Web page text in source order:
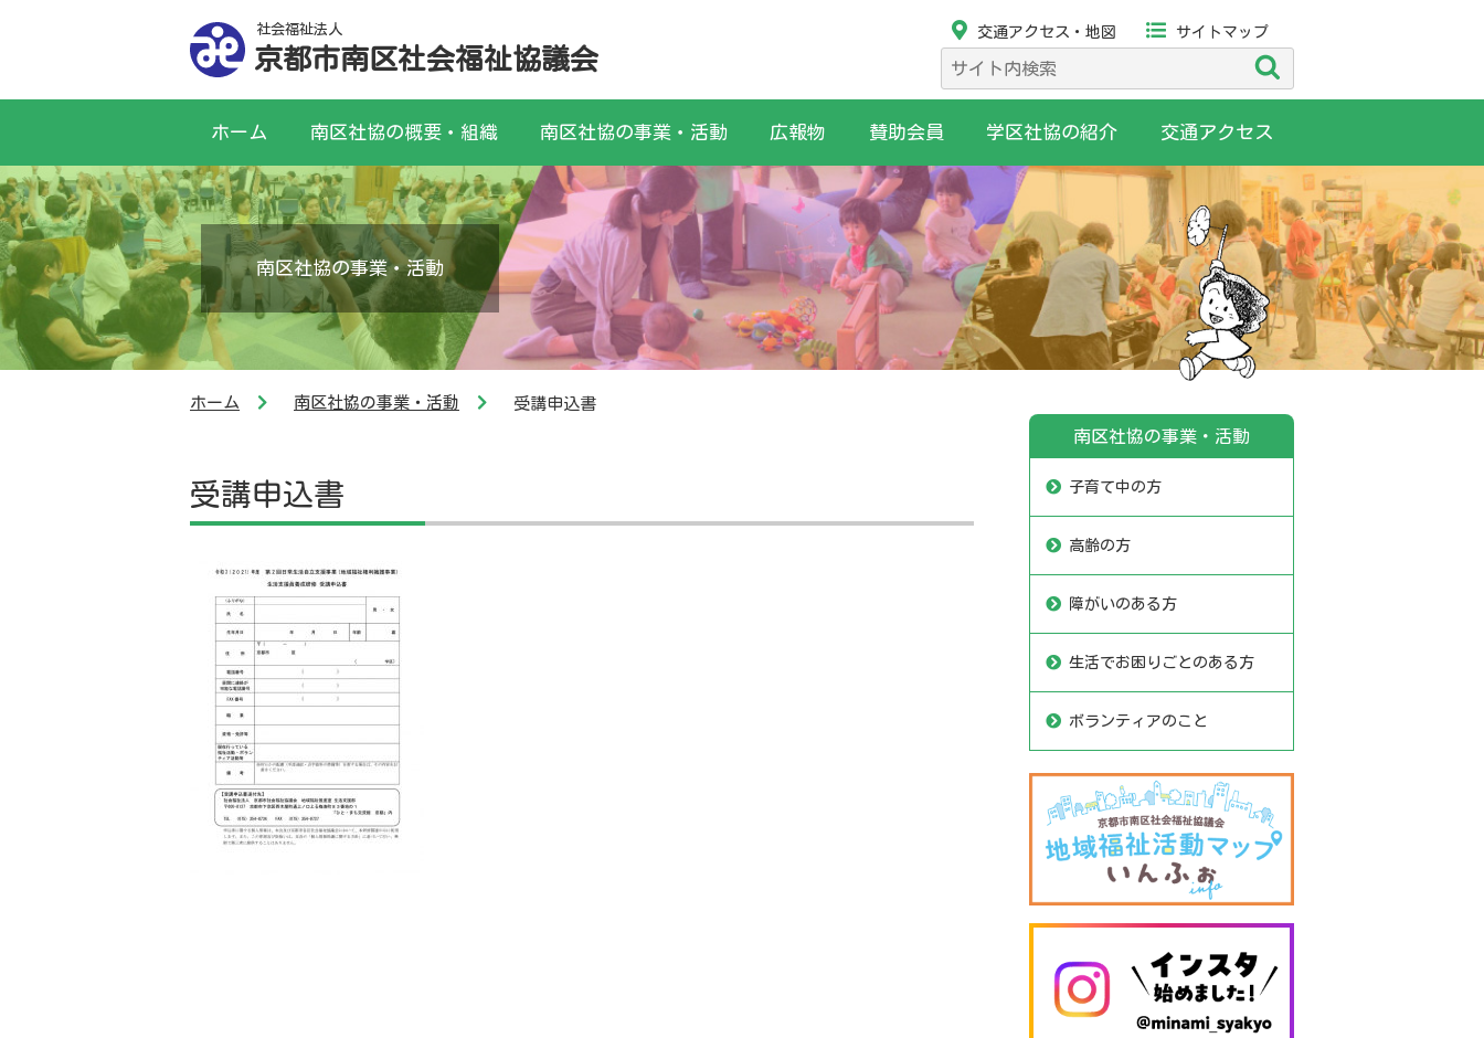
社会福祉法人
京都市南区社会福祉協議会
交通アクセス・地図 サイトマップ
検
索:
ホーム 南区社協の概要・組織 南区社協の事業・活動 広報物 賛助会員 学区社協の紹介 交通アクセス
南区社協の事業・活動
ホーム 南区社協の事業・活動 受講申込書
受講申込書
南区社協の事業・活動
子育て中の方
高齢の方
障がいのある方
生活でお困りごとのある方
ボランティアのこと